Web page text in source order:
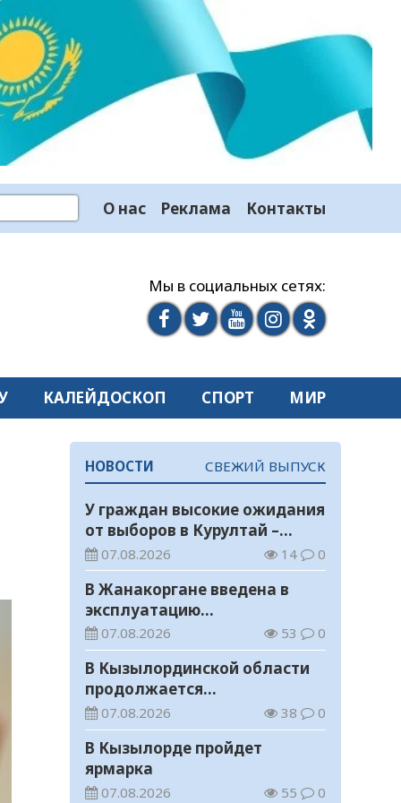
О нас Реклама Контакты
Мы в социальных сетях:
КАЛЕЙДОСКОП СПОРТ МИР
НОВОСТИ СВЕЖИЙ ВЫПУСК
У граждан высокие ожидания
от выборов в Курултай –
опрос общественного мнения
07.08.2026 14 0
В Жанакоргане введена в
эксплуатацию
водораспределительная
станция
07.08.2026 53 0
В Кызылординской области
продолжается
экологическая акция «Таза
Қазақстан»
07.08.2026 38 0
В Кызылорде пройдет
ярмарка
07.08.2026 55 0